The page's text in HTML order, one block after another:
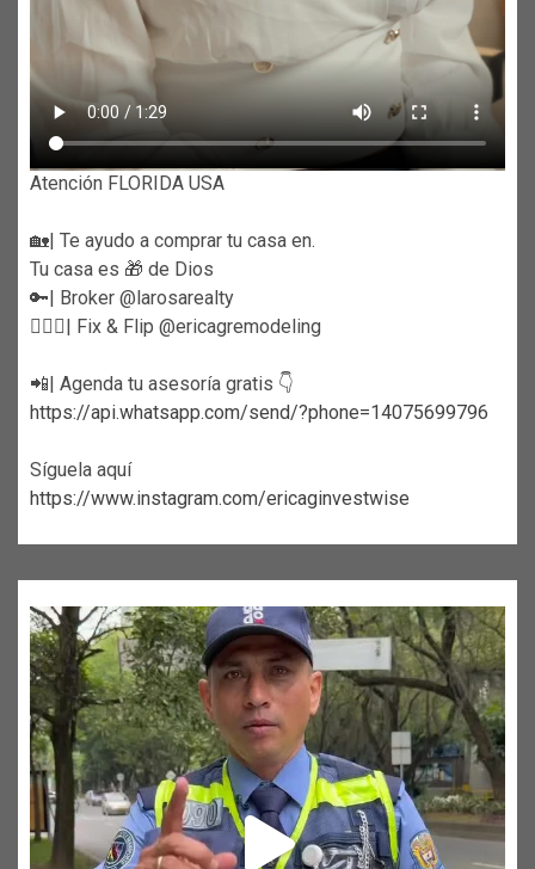
Atención FLORIDA USA
🏡| Te ayudo a comprar tu casa en.
Tu casa es 🎁 de Dios
🔑| Broker @larosarealty
👷🏼‍♀️| Fix & Flip @ericagremodeling
📲| Agenda tu asesoría gratis 👇
https://api.whatsapp.com/send/?phone=14075699796
Síguela aquí
https://www.instagram.com/ericaginvestwise